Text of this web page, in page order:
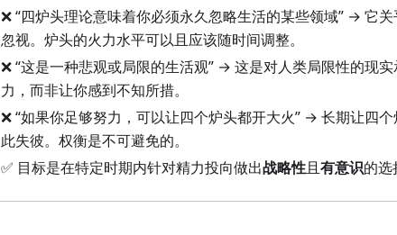
❌ “四炉头理论意味着你必须永久忽略生活的某些领域” → 它
忽视。炉头的火力水平可以且应该随时间调整。
❌ “这是一种悲观或局限的生活观” → 这是对人类局限性的现
力，而非让你感到不知所措。
❌ “如果你足够努力，可以让四个炉头都开大火” → 长期让四
此失彼。权衡是不可避免的。
✅ 目标是在特定时期内针对精力投向做出战略性且有意识的选